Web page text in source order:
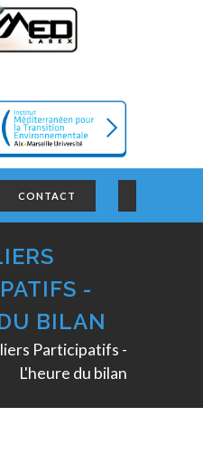
CONTACT
-
BILAN
Participatifs -
L'heure du bilan